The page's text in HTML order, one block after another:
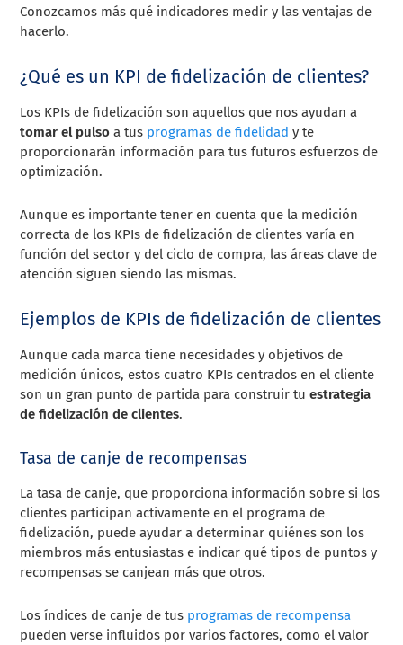
Conozcamos más qué indicadores medir y las ventajas de
hacerlo.
¿Qué es un KPI de fidelización de clientes?
Los KPIs de fidelización son aquellos que nos ayudan a
tomar el pulso a tus programas de fidelidad y te
proporcionarán información para tus futuros esfuerzos de
optimización.
Aunque es importante tener en cuenta que la medición
correcta de los KPIs de fidelización de clientes varía en
función del sector y del ciclo de compra, las áreas clave de
atención siguen siendo las mismas.
Ejemplos de KPIs de fidelización de clientes
Aunque cada marca tiene necesidades y objetivos de
medición únicos, estos cuatro KPIs centrados en el cliente
son un gran punto de partida para construir tuestrategia
de fidelización de clientes.
Tasa de canje de recompensas
La tasa de canje, que proporciona información sobre si los
clientes participan activamente en el programa de
fidelización, puede ayudar a determinar quiénes son los
miembros más entusiastas e indicar qué tipos de puntos y
recompensas se canjean más que otros.
Los índices de canje de tus programas de recompensa
pueden verse influidos por varios factores, como el valor